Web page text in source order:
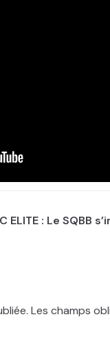
ELITE : Le SQBB
Les champs